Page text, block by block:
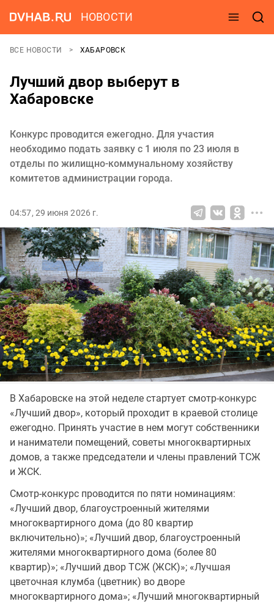
НОВОСТИ
ВСЕ НОВОСТИ ХАБАРОВСК
Лучший двор выберут в
Хабаровске
Конкурс проводится ежегодно. Для участия
необходимо подать заявку с 1 июля по 23 июля в
отделы по жилищно-коммунальному хозяйству
комитетов администрации города.
04:57, 29 июня 2026 г.
В Хабаровске на этой неделе стартует смотр-конкурс
«Лучший двор», который проходит в краевой столице
ежегодно. Принять участие в нем могут собственники
и наниматели помещений, советы многоквартирных
домов, а также председатели и члены правлений ТСЖ
и ЖСК.
Смотр-конкурс проводится по пяти номинациям:
«Лучший двор, благоустроенный жителями
многоквартирного дома (до 80 квартир
включительно)»; «Лучший двор, благоустроенный
жителями многоквартирного дома (более 80
квартир)»; «Лучший двор ТСЖ (ЖСК)»; «Лучшая
цветочная клумба (цветник) во дворе
многоквартирного дома»; «Лучший многоквартирный